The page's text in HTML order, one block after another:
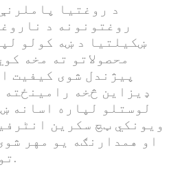
د روغتیا
روغتونونه د
ښکیلتیا د ښه کولو
محصولاتو ته مخه
پیژندل شوی کیفیت
ډیزاین څخه رامینځته
لوستلو لپاره اسانه
ویونکي ټچ سکرین
او همدارنګه یو مهر
توییدو مخه نیسي.